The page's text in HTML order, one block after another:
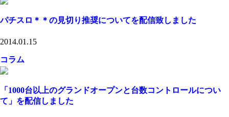
パチスロ＊＊の見切り推奨についてを配信致しました
2014.01.15
コラム
「1000台以上のグランドオープンと台数コントロールについ
て」を配信しました